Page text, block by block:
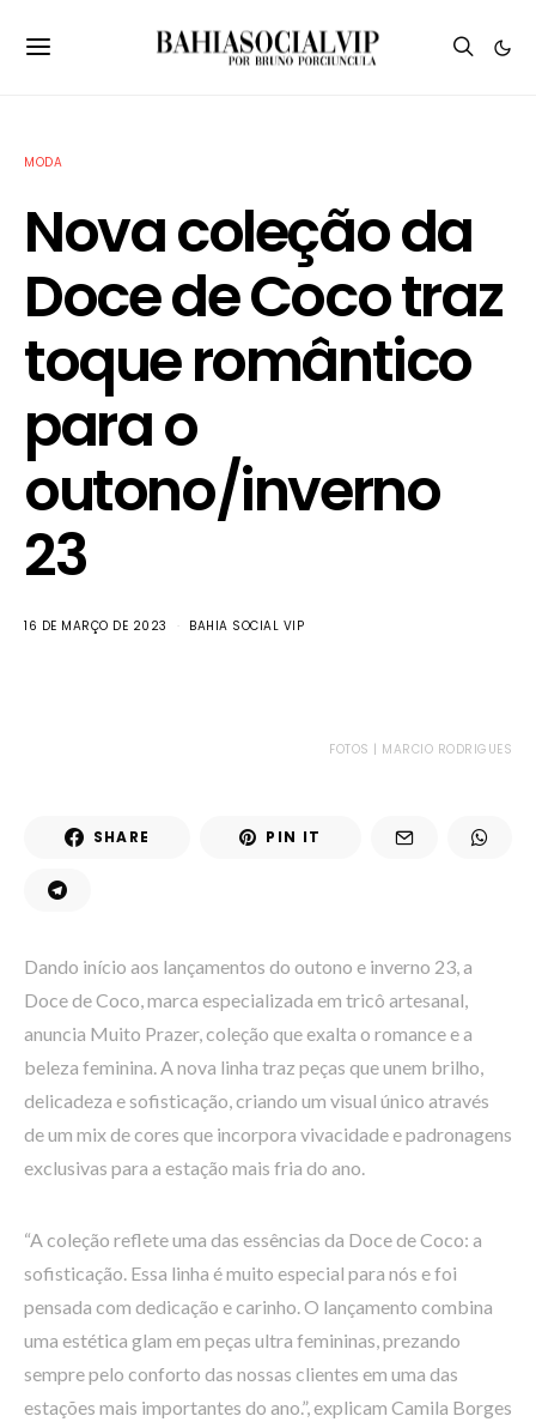
MODA
Nova coleção da
Doce de Coco traz
toque romântico
para o
outono/inverno
23
16 DE MARÇO DE 2023 BAHIA SOCIAL VIP
FOTOS | MARCIO RODRIGUES
SHARE PIN IT
Dando início aos lançamentos do outono e inverno 23, a
Doce de Coco, marca especializada em tricô artesanal,
anuncia Muito Prazer, coleção que exalta o romance e a
beleza feminina. A nova linha traz peças que unem brilho,
delicadeza e sofisticação, criando um visual único através
de um mix de cores que incorpora vivacidade e padronagens
exclusivas para a estação mais fria do ano.
“A coleção reflete uma das essências da Doce de Coco: a
sofisticação. Essa linha é muito especial para nós e foi
pensada com dedicação e carinho. O lançamento combina
uma estética glam em peças ultra femininas, prezando
sempre pelo conforto das nossas clientes em uma das
estações mais importantes do ano.”, explicam Camila Borges